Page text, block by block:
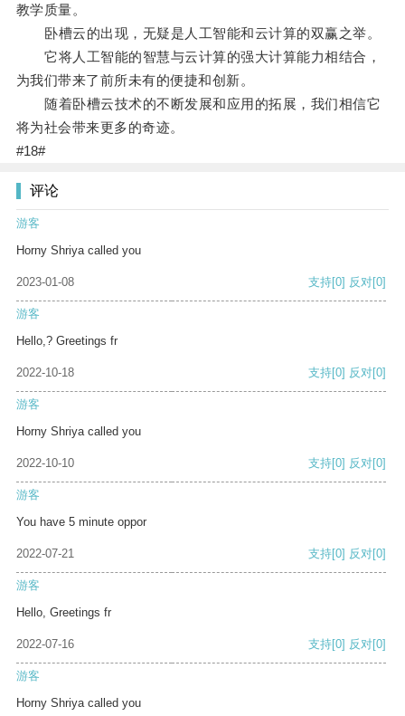
教学质量。
卧槽云的出现，无疑是人工智能和云计算的双赢之举。
它将人工智能的智慧与云计算的强大计算能力相结合，
为我们带来了前所未有的便捷和创新。
随着卧槽云技术的不断发展和应用的拓展，我们相信它
将为社会带来更多的奇迹。
#18#
评论
游客
Horny Shriya called you
2023-01-08 支持[0] 反对[0]
游客
Hello,? Greetings fr
2022-10-18 支持[0] 反对[0]
游客
Horny Shriya called you
2022-10-10 支持[0] 反对[0]
游客
You have 5 minute oppor
2022-07-21 支持[0] 反对[0]
游客
Hello, Greetings fr
2022-07-16 支持[0] 反对[0]
游客
Horny Shriya called you